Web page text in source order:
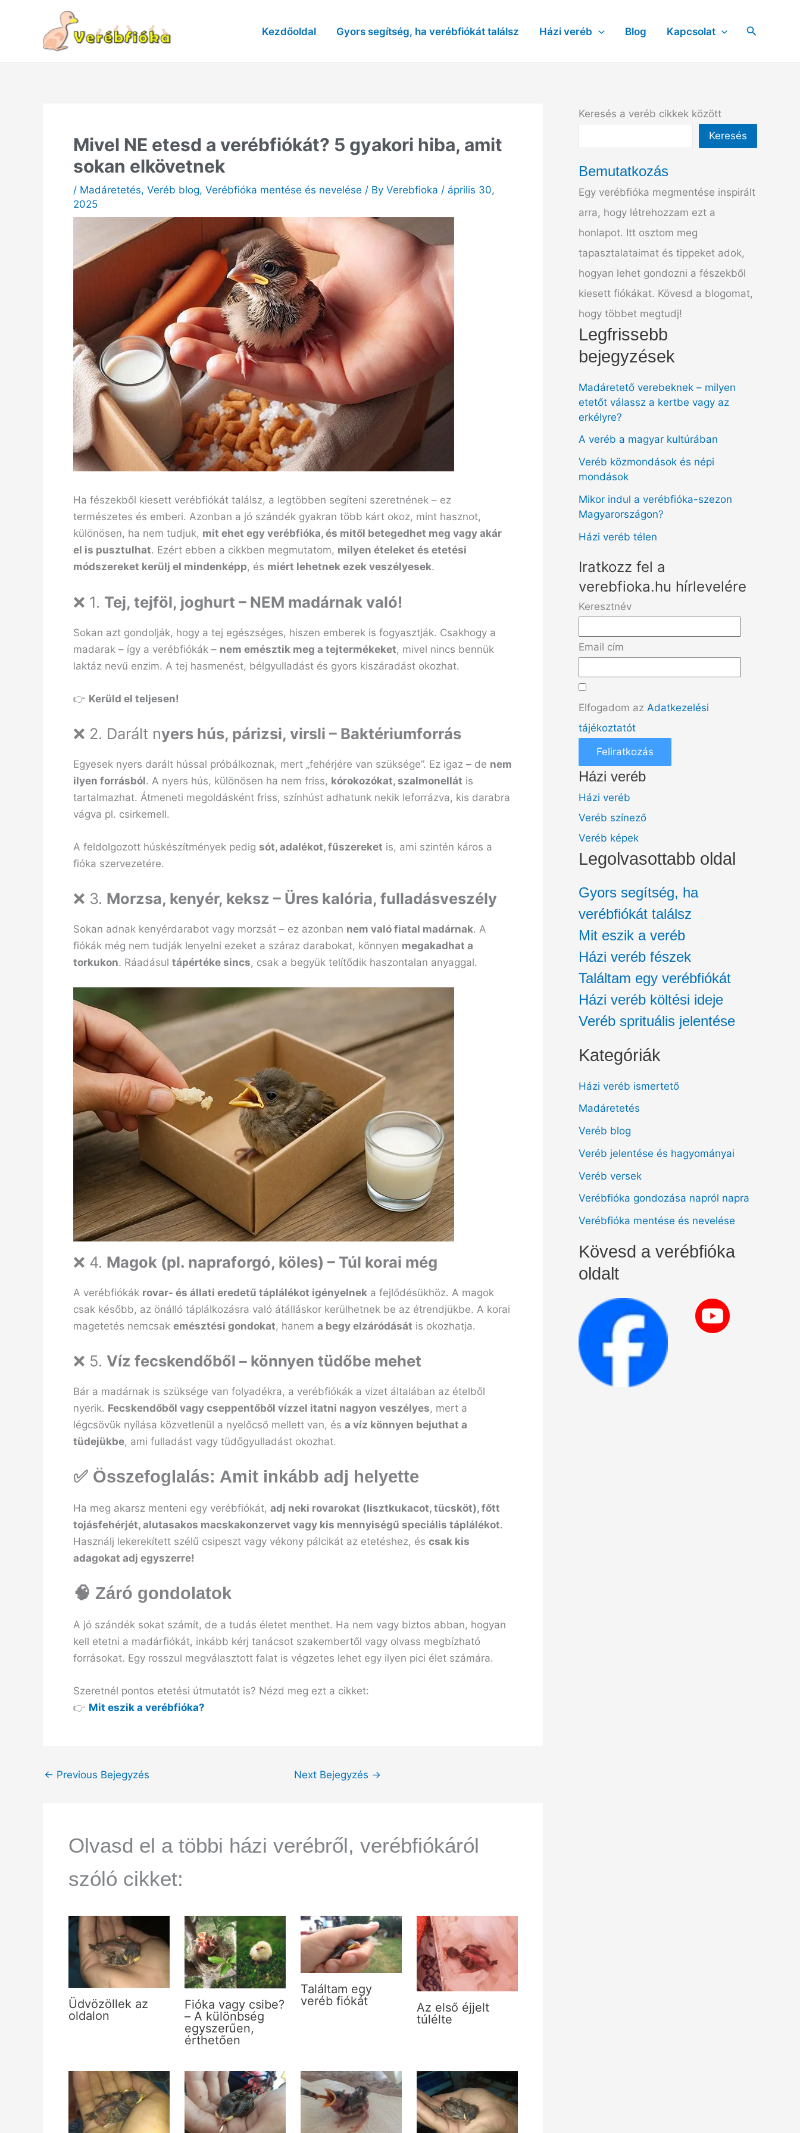
Kezdőoldal Gyors segítség, ha verébfiókát találsz Házi veréb Blog Kapcsolat Search
Mivel NE etesd a verébfiókát? 5 gyakori hiba, amit
sokan elkövetnek
/ Madáretetés, Veréb blog, Verébfióka mentése és nevelése / By Verebfioka / április 30,
2025
Ha fészekből kiesett verébfiókát találsz, a legtöbben segíteni szeretnének – ez
természetes és emberi. Azonban a jó szándék gyakran több kárt okoz, mint hasznot,
különösen, ha nem tudjuk, mit ehet egy verébfióka, és mitől betegedhet meg vagy akár
el is pusztulhat. Ezért ebben a cikkben megmutatom, milyen ételeket és etetési
módszereket kerülj el mindenképp, és miért lehetnek ezek veszélyesek.
❌ 1. Tej, tejföl, joghurt – NEM madárnak való!
Sokan azt gondolják, hogy a tej egészséges, hiszen emberek is fogyasztják. Csakhogy a
madarak – így a verébfiókák – nem emésztik meg a tejtermékeket, mivel nincs bennük
laktáz nevű enzim. A tej hasmenést, bélgyulladást és gyors kiszáradást okozhat.
👉 Kerüld el teljesen!
❌ 2. Darált nyers hús, párizsi, virsli – Baktériumforrás
Egyesek nyers darált hússal próbálkoznak, mert „fehérjére van szüksége”. Ez igaz – de nem
ilyen forrásból. A nyers hús, különösen ha nem friss, kórokozókat, szalmonellát is
tartalmazhat. Átmeneti megoldásként friss, színhúst adhatunk nekik leforrázva, kis darabra
vágva pl. csirkemell.
A feldolgozott húskészítmények pedig sót, adalékot, fűszereket is, ami szintén káros a
fióka szervezetére.
❌ 3. Morzsa, kenyér, keksz – Üres kalória, fulladásveszély
Sokan adnak kenyérdarabot vagy morzsát – ez azonban nem való fiatal madárnak. A
fiókák még nem tudják lenyelni ezeket a száraz darabokat, könnyen megakadhat a
torkukon. Ráadásul tápértéke sincs, csak a begyük telítődik haszontalan anyaggal.
❌ 4. Magok (pl. napraforgó, köles) – Túl korai még
A verébfiókák rovar- és állati eredetű táplálékot igényelnek a fejlődésükhöz. A magok
csak később, az önálló táplálkozásra való átálláskor kerülhetnek be az étrendjükbe. A korai
magetetés nemcsak emésztési gondokat, hanem a begy elzáródását is okozhatja.
❌ 5. Víz fecskendőből – könnyen tüdőbe mehet
Bár a madárnak is szüksége van folyadékra, a verébfiókák a vizet általában az ételből
nyerik. Fecskendőből vagy cseppentőből vízzel itatni nagyon veszélyes, mert a
légcsövük nyílása közvetlenül a nyelőcső mellett van, és a víz könnyen bejuthat a
tüdejükbe, ami fulladást vagy tüdőgyulladást okozhat.
✅ Összefoglalás: Amit inkább adj helyette
Ha meg akarsz menteni egy verébfiókát, adj neki rovarokat (lisztkukacot, tücsköt), főtt
tojásfehérjét, alutasakos macskakonzervet vagy kis mennyiségű speciális táplálékot.
Használj lekerekített szélű csipeszt vagy vékony pálcikát az etetéshez, és csak kis
adagokat adj egyszerre!
🧠 Záró gondolatok
A jó szándék sokat számít, de a tudás életet menthet. Ha nem vagy biztos abban, hogyan
kell etetni a madárfiókát, inkább kérj tanácsot szakembertől vagy olvass megbízható
forrásokat. Egy rosszul megválasztott falat is végzetes lehet egy ilyen pici élet számára.
Szeretnél pontos etetési útmutatót is? Nézd meg ezt a cikket:
👉 Mit eszik a verébfióka?
← Previous Bejegyzés Next Bejegyzés →
Olvasd el a többi házi verébről, verébfiókáról
szóló cikket:
Üdvözöllek az
oldalon
Fióka vagy csibe?
– A különbség
egyszerűen,
érthetően
Találtam egy
veréb fiókát
Az első éjjelt
túlélte
Keresés a veréb cikkek között
Keresés
Bemutatkozás
Egy verébfióka megmentése inspirált
arra, hogy létrehozzam ezt a
honlapot. Itt osztom meg
tapasztalataimat és tippeket adok,
hogyan lehet gondozni a fészekből
kiesett fiókákat. Kövesd a blogomat,
hogy többet megtudj!
Legfrissebb
bejegyzések
Madáretető verebeknek – milyen
etetőt válassz a kertbe vagy az
erkélyre?
A veréb a magyar kultúrában
Veréb közmondások és népi
mondások
Mikor indul a verébfióka-szezon
Magyarországon?
Házi veréb télen
Iratkozz fel a
verebfioka.hu hírlevelére
Keresztnév
Email cím
Elfogadom az Adatkezelési
tájékoztatót
Feliratkozás
Házi veréb
Házi veréb
Veréb színező
Veréb képek
Legolvasottabb oldal
Gyors segítség, ha
verébfiókát találsz
Mit eszik a veréb
Házi veréb fészek
Találtam egy verébfiókát
Házi veréb költési ideje
Veréb sprituális jelentése
Kategóriák
Házi veréb ismertető
Madáretetés
Veréb blog
Veréb jelentése és hagyományai
Veréb versek
Verébfióka gondozása napról napra
Verébfióka mentése és nevelése
Kövesd a verébfióka
oldalt